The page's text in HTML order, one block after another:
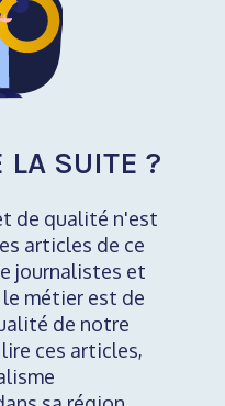
LA SUITE ?
de qualité n'est
articles de ce
journalistes et
métier est de
de notre
ces articles,